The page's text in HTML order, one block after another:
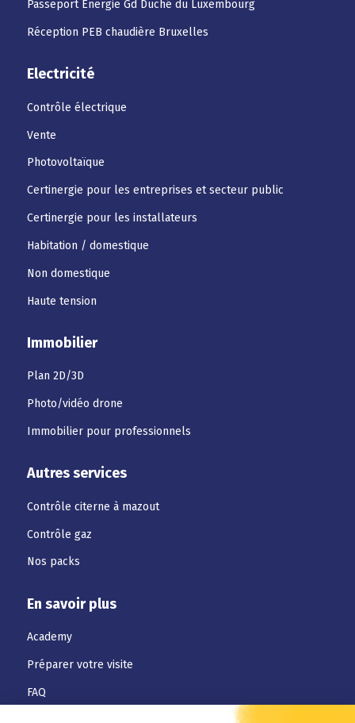
Passeport Energie Gd Duché du Luxembourg
Réception PEB chaudière Bruxelles
Electricité
Contrôle électrique
Vente
Photovoltaïque
Certinergie pour les entreprises et secteur public
Certinergie pour les installateurs
Habitation / domestique
Non domestique
Haute tension
Immobilier
Plan 2D/3D
Photo/vidéo drone
Immobilier pour professionnels
Autres services
Contrôle citerne à mazout
Contrôle gaz
Nos packs
En savoir plus
Academy
Préparer votre visite
FAQ